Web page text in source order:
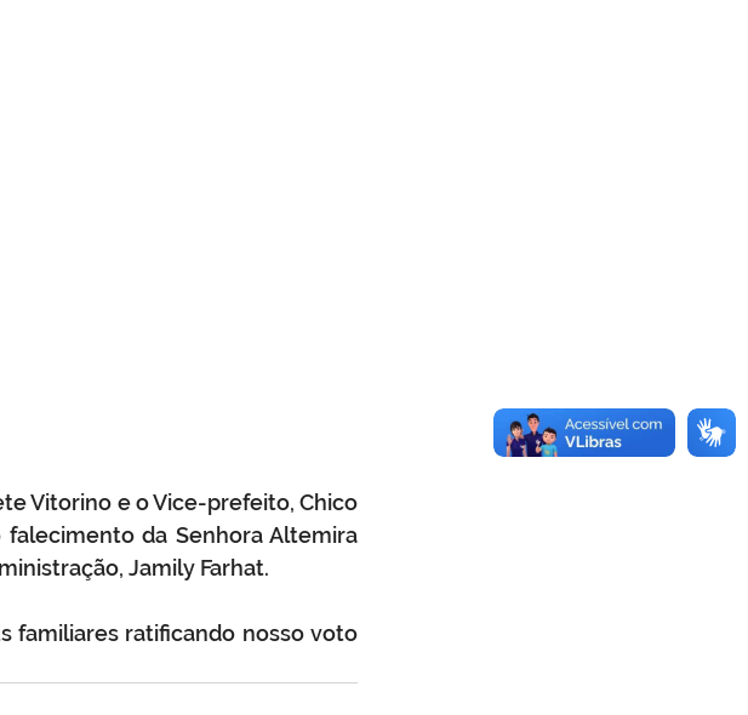
Vitorino e o Vice-prefeito, Chico
da Senhora Altemira
Jamily Farhat.
familiares ratificando nosso voto